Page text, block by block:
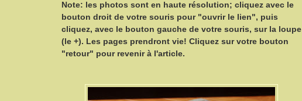
Note: les photos sont en haute résolution; cliquez avec le
bouton droit de votre souris pour "ouvrir le lien", puis
cliquez, avec le bouton gauche de votre souris, sur la loupe
(le +). Les pages prendront vie! Cliquez sur votre bouton
"retour" pour revenir à l'article.